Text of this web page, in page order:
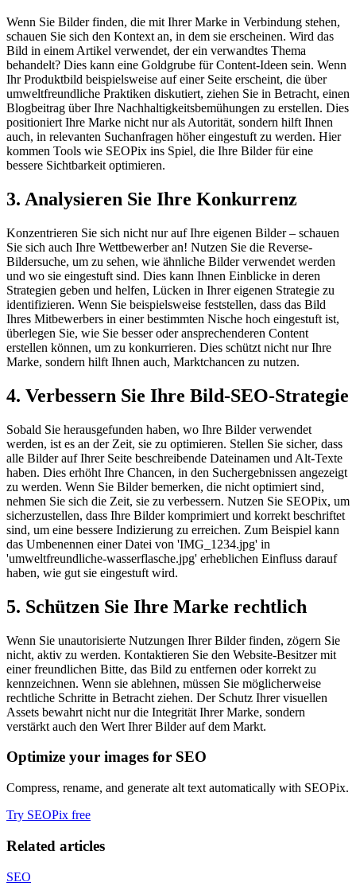
Wenn Sie Bilder finden, die mit Ihrer Marke in Verbindung stehen,
schauen Sie sich den Kontext an, in dem sie erscheinen. Wird das
Bild in einem Artikel verwendet, der ein verwandtes Thema
behandelt? Dies kann eine Goldgrube für Content-Ideen sein. Wenn
Ihr Produktbild beispielsweise auf einer Seite erscheint, die über
umweltfreundliche Praktiken diskutiert, ziehen Sie in Betracht, einen
Blogbeitrag über Ihre Nachhaltigkeitsbemühungen zu erstellen. Dies
positioniert Ihre Marke nicht nur als Autorität, sondern hilft Ihnen
auch, in relevanten Suchanfragen höher eingestuft zu werden. Hier
kommen Tools wie SEOPix ins Spiel, die Ihre Bilder für eine
bessere Sichtbarkeit optimieren.
3. Analysieren Sie Ihre Konkurrenz
Konzentrieren Sie sich nicht nur auf Ihre eigenen Bilder – schauen
Sie sich auch Ihre Wettbewerber an! Nutzen Sie die Reverse-
Bildersuche, um zu sehen, wie ähnliche Bilder verwendet werden
und wo sie eingestuft sind. Dies kann Ihnen Einblicke in deren
Strategien geben und helfen, Lücken in Ihrer eigenen Strategie zu
identifizieren. Wenn Sie beispielsweise feststellen, dass das Bild
Ihres Mitbewerbers in einer bestimmten Nische hoch eingestuft ist,
überlegen Sie, wie Sie besser oder ansprechenderen Content
erstellen können, um zu konkurrieren. Dies schützt nicht nur Ihre
Marke, sondern hilft Ihnen auch, Marktchancen zu nutzen.
4. Verbessern Sie Ihre Bild-SEO-Strategie
Sobald Sie herausgefunden haben, wo Ihre Bilder verwendet
werden, ist es an der Zeit, sie zu optimieren. Stellen Sie sicher, dass
alle Bilder auf Ihrer Seite beschreibende Dateinamen und Alt-Texte
haben. Dies erhöht Ihre Chancen, in den Suchergebnissen angezeigt
zu werden. Wenn Sie Bilder bemerken, die nicht optimiert sind,
nehmen Sie sich die Zeit, sie zu verbessern. Nutzen Sie SEOPix, um
sicherzustellen, dass Ihre Bilder komprimiert und korrekt beschriftet
sind, um eine bessere Indizierung zu erreichen. Zum Beispiel kann
das Umbenennen einer Datei von 'IMG_1234.jpg' in
'umweltfreundliche-wasserflasche.jpg' erheblichen Einfluss darauf
haben, wie gut sie eingestuft wird.
5. Schützen Sie Ihre Marke rechtlich
Wenn Sie unautorisierte Nutzungen Ihrer Bilder finden, zögern Sie
nicht, aktiv zu werden. Kontaktieren Sie den Website-Besitzer mit
einer freundlichen Bitte, das Bild zu entfernen oder korrekt zu
kennzeichnen. Wenn sie ablehnen, müssen Sie möglicherweise
rechtliche Schritte in Betracht ziehen. Der Schutz Ihrer visuellen
Assets bewahrt nicht nur die Integrität Ihrer Marke, sondern
verstärkt auch den Wert Ihrer Bilder auf dem Markt.
Optimize your images for SEO
Compress, rename, and generate alt text automatically with SEOPix.
Try SEOPix free
Related articles
SEO